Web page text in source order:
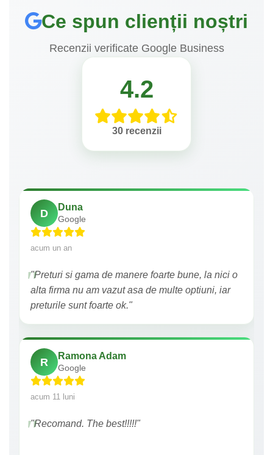
Ce spun clienții noștri
Recenzii verificate Google Business
4.2
30 recenzii
D
Duna
Google
acum un an
"Preturi si gama de manere foarte bune, la nici o
alta firma nu am vazut asa de multe optiuni, iar
preturile sunt foarte ok."
R
Ramona Adam
Google
acum 11 luni
"Recomand. The best!!!!!"